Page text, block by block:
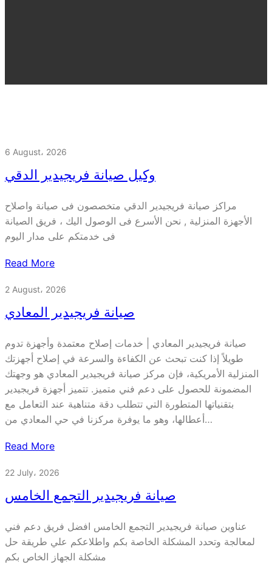
6 August، 2026
وكيل صيانة فريجيدير الدقي
مراكز صيانة فريجيدير الدقي متخصصون فى صيانة واصلاح
الأجهزة المنزلية , نحن الأسرع فى الوصول اليك ، فريق الصيانة
فى خدمتكم على مدار اليوم
Read More
2 August، 2026
صيانة فريجيدير المعادي
صيانة فريجيدير المعادي | خدمات إصلاح معتمدة وأجهزة تدوم
طويلاً إذا كنت تبحث عن الكفاءة والسرعة في إصلاح أجهزتك
المنزلية الأمريكية، فإن مركز صيانة فريجيدير المعادي هو وجهتك
المضمونة للحصول على دعم فني متميز. تتميز أجهزة فريجيدير
بتقنياتها المتطورة التي تتطلب دقة متناهية عند التعامل مع
أعطالها، وهو ما يوفرة مركزنا في حي المعادي من…
Read More
22 July، 2026
صيانة فريجيدير التجمع الخامس
عناوين صيانة فريجيدير التجمع الخامس افضل فريق دعم فني
لمعالجة وتحدد المشكلة الخاصة بكم واطلاعكم علي طريقة حل
مشكلة الجهاز الخاص بكم